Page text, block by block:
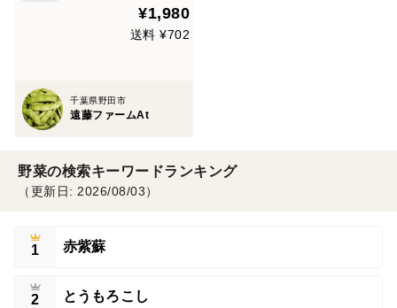
¥1,980
送料 ¥702
千葉県野田市
遠藤ファームAt
野菜の検索キーワードランキング
（更新日: 2026/08/03）
1 赤紫蘇
2 とうもろこし